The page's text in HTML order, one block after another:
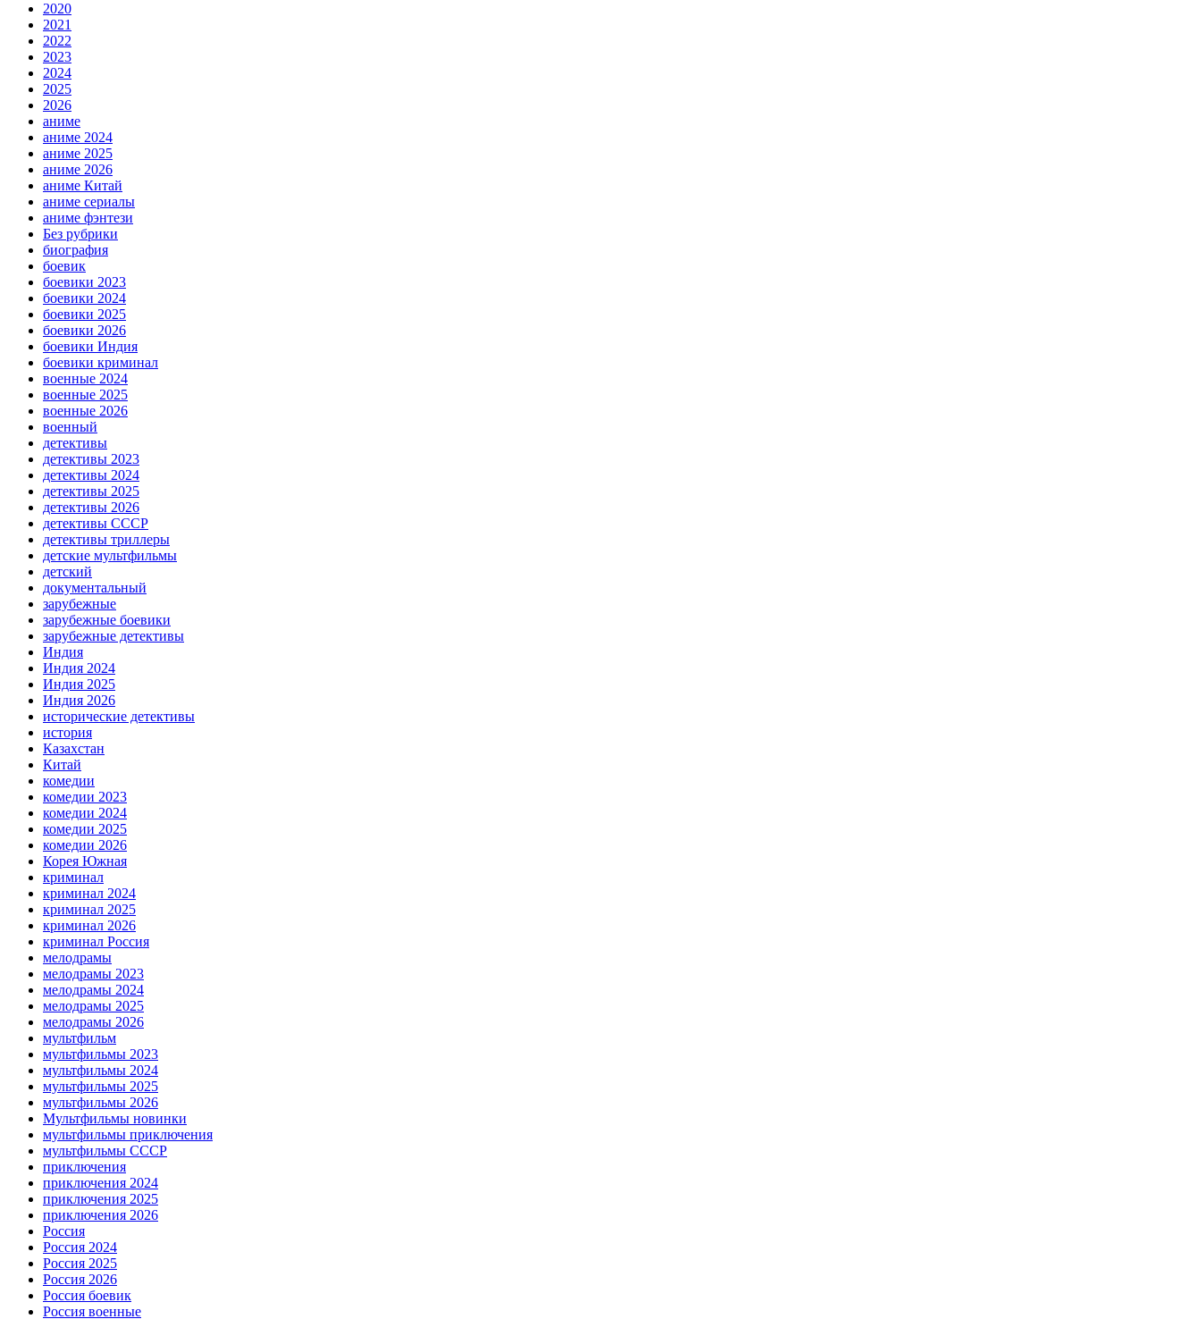
2020
2021
2022
2023
2024
2025
2026
аниме
аниме 2024
аниме 2025
аниме 2026
аниме Китай
аниме сериалы
аниме фэнтези
Без рубрики
биография
боевик
боевики 2023
боевики 2024
боевики 2025
боевики 2026
боевики Индия
боевики криминал
военные 2024
военные 2025
военные 2026
военный
детективы
детективы 2023
детективы 2024
детективы 2025
детективы 2026
детективы СССР
детективы триллеры
детские мультфильмы
детский
документальный
зарубежные
зарубежные боевики
зарубежные детективы
Индия
Индия 2024
Индия 2025
Индия 2026
исторические детективы
история
Казахстан
Китай
комедии
комедии 2023
комедии 2024
комедии 2025
комедии 2026
Корея Южная
криминал
криминал 2024
криминал 2025
криминал 2026
криминал Россия
мелодрамы
мелодрамы 2023
мелодрамы 2024
мелодрамы 2025
мелодрамы 2026
мультфильм
мультфильмы 2023
мультфильмы 2024
мультфильмы 2025
мультфильмы 2026
Мультфильмы новинки
мультфильмы приключения
мультфильмы СССР
приключения
приключения 2024
приключения 2025
приключения 2026
Россия
Россия 2024
Россия 2025
Россия 2026
Россия боевик
Россия военные